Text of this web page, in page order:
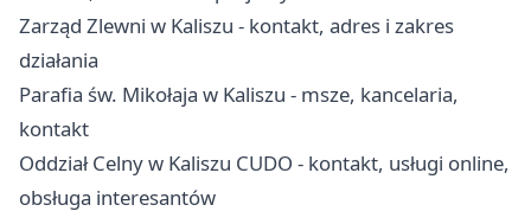
Zarząd Zlewni w Kaliszu - kontakt, adres i zakres
działania
Parafia św. Mikołaja w Kaliszu - msze, kancelaria,
kontakt
Oddział Celny w Kaliszu CUDO - kontakt, usługi online,
obsługa interesantów